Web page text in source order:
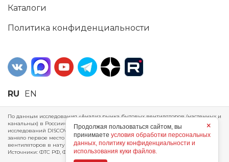
Каталоги
Политика конфиденциальности
RU EN
По данным исследования «Анализ рынка бытовых вентиляторов (настенных и
канальных) в России», проведенного Агентством маркетинговых
исследований DISCOVERY RESEARCH Group, 2025 г. ERA Group (ООО «ЭРА»)
заняло первое место по производству, объему продаж и экспорту бытовых
вентиляторов в натуральном и стоимостном выражении за 2024 год.
Источники: ФТС РФ, ФСГС РФ, исследования DISCOVERY RESEARCH Group.
×
Продолжая пользоваться сайтом, вы
принимаете условия обработки персональных
данных, политику конфиденциальности и
использования куки файлов.